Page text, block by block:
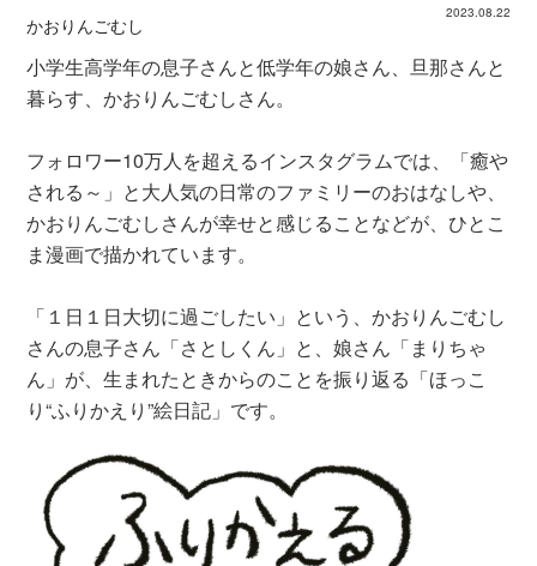
2023.08.22
かおりんごむし
小学生高学年の息子さんと低学年の娘さん、旦那さんと
暮らす、かおりんごむしさん。
フォロワー10万人を超えるインスタグラムでは、「癒や
される～」と大人気の日常のファミリーのおはなしや、
かおりんごむしさんが幸せと感じることなどが、ひとこ
ま漫画で描かれています。
「１日１日大切に過ごしたい」という、かおりんごむし
さんの息子さん「さとしくん」と、娘さん「まりちゃ
ん」が、生まれたときからのことを振り返る「ほっこ
り“ふりかえり”絵日記」です。